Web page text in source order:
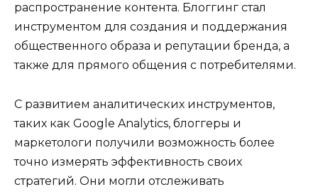
распространение контента. Блоггинг стал
инструментом для создания и поддержания
общественного образа и репутации бренда, а
также для прямого общения с потребителями.
С развитием аналитических инструментов,
таких как Google Analytics, блоггеры и
маркетологи получили возможность более
точно измерять эффективность своих
стратегий. Они могли отслеживать